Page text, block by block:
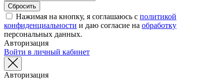
Нажимая на кнопку, я соглашаюсь с политикой
конфиденциальности и даю согласие на обработку
персональных данных.
Авторизация
Войти в личный кабинет
Авторизация